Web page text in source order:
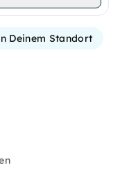
Deinem Standort